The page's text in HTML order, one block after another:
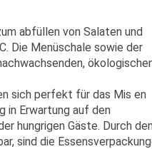
abfüllen von Salaten und
Die Menüschale sowie der
sich perfekt für das Mis en
in Erwartung auf den
hungrigen Gäste. Durch
sind die